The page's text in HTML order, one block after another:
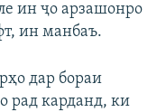
ин ҷо арзашонро
ин манбаъ.
дар бораи
рад карданд, ки